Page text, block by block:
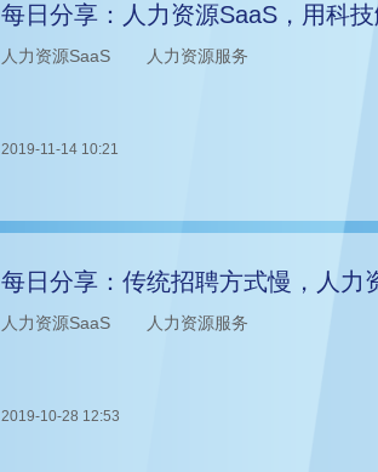
每日分享：人力资源SaaS，用科
人力资源SaaS 人力资源服务
2019-11-14 10:21
每日分享：传统招聘方式慢，人力
人力资源SaaS 人力资源服务
2019-10-28 12:53